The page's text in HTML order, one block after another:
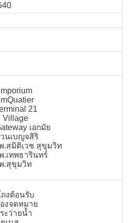
21
Village
เอกมัย
นเบญจสิริ
.สมิติเวช สุขุมวิท
.เทพธารินทร์
.สุขุมวิท
ถงต้อนรับ
งจดหมาย
ะว่ายน้ำ